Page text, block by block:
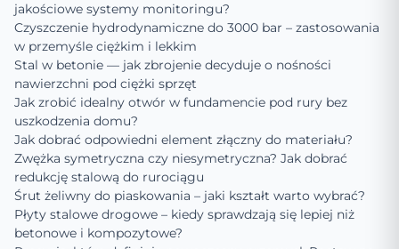
jakościowe systemy monitoringu?
Czyszczenie hydrodynamiczne do 3000 bar – zastosowania
w przemyśle ciężkim i lekkim
Stal w betonie — jak zbrojenie decyduje o nośności
nawierzchni pod ciężki sprzęt
Jak zrobić idealny otwór w fundamencie pod rury bez
uszkodzenia domu?
Jak dobrać odpowiedni element złączny do materiału?
Zwężka symetryczna czy niesymetryczna? Jak dobrać
redukcję stalową do rurociągu
Śrut żeliwny do piaskowania – jaki kształt warto wybrać?
Płyty stalowe drogowe – kiedy sprawdzają się lepiej niż
betonowe i kompozytowe?